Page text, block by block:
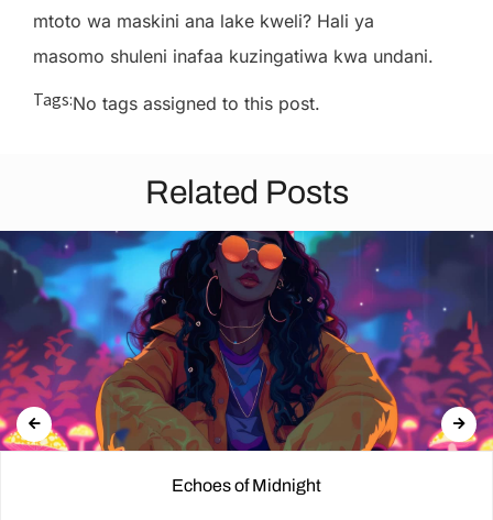
mtoto wa maskini ana lake kweli? Hali ya
masomo shuleni inafaa kuzingatiwa kwa undani.
Tags:No tags assigned to this post.
Related Posts
Echoes of Midnight